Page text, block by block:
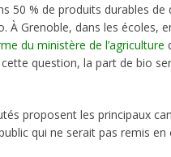
50 % de produits durables de
À Grenoble, dans les écoles,
du ministère de l’agriculture
question, la part de bio
proposent les principaux
qui ne serait pas remis en